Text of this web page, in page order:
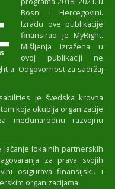
Bosni i Hercegovini.
Izradu ove publikacije
finansirao je MyRight.
Mišljenja izražena u
ovoj publikaciji ne
a. Odgovornost za sadržaj
je švedska krovna
koja okuplja organizacije
međunarodnu razvojnu
jačanje lokalnih partnerskih
za prava svojih
osigurava finansijsku i
organizacijama.